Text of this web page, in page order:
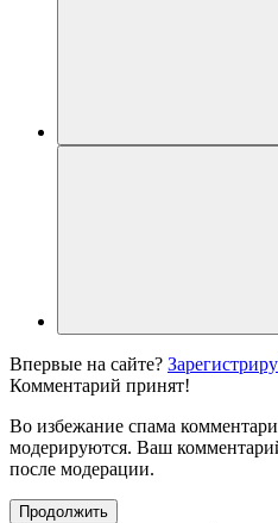
Впервые на сайте?
Комментарий принят!
Во избежание спама
модерируются. Ваш
после модерации.
Продолжить